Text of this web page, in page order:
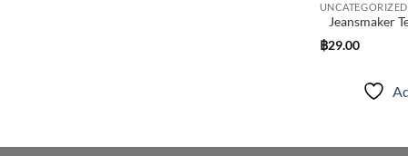
UNCATEGORIZED
Jeansmaker
฿29.00